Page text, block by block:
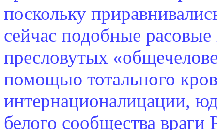
поскольку
сейчас подобные
пресловутых
помощью тотального
интернационалицации,
белого сообщества